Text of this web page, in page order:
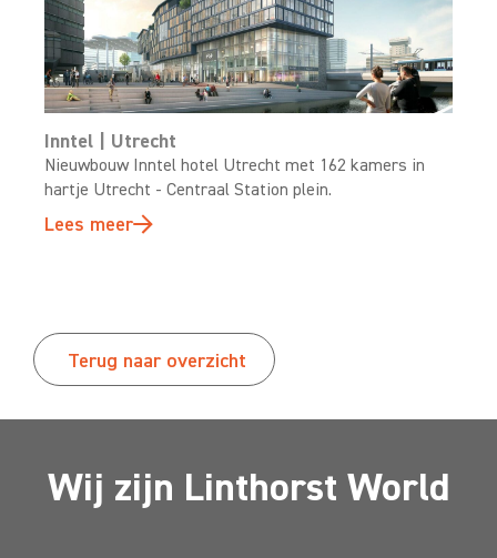
Inntel | Utrecht
Nieuwbouw Inntel hotel Utrecht met 162 kamers in
hartje Utrecht - Centraal Station plein.
Lees meer
Terug naar overzicht
Wij zijn Linthorst World